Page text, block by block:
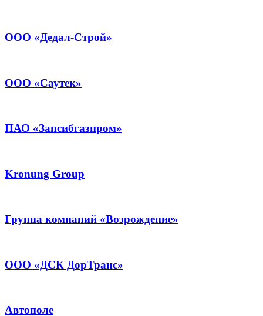
ООО «Дедал-Строй»
ООО «Саутек»
ПАО «Запсибгазпром»
Kronung Group
Группа компаний «Возрождение»
ООО «ДСК ДорТранс»
Автополе